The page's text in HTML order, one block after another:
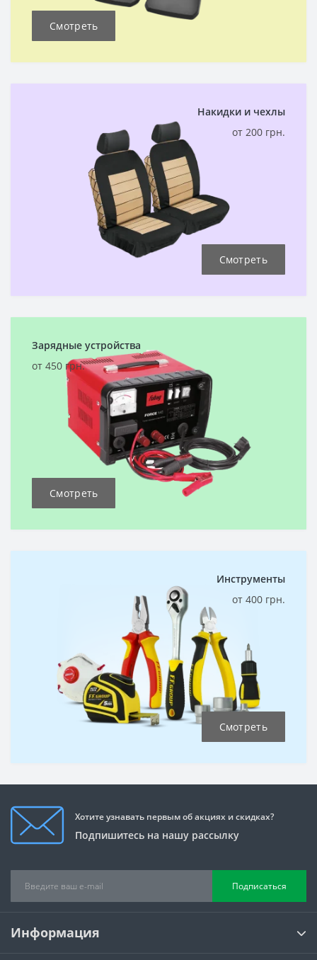
Смотреть
Накидки и чехлы
от 200 грн.
Смотреть
Зарядные устройства
от 450 грн.
Смотреть
Инструменты
от 400 грн.
Смотреть
Хотите узнавать первым об акциях и скидках?
Подпишитесь на нашу рассылку
Подписаться
Информация